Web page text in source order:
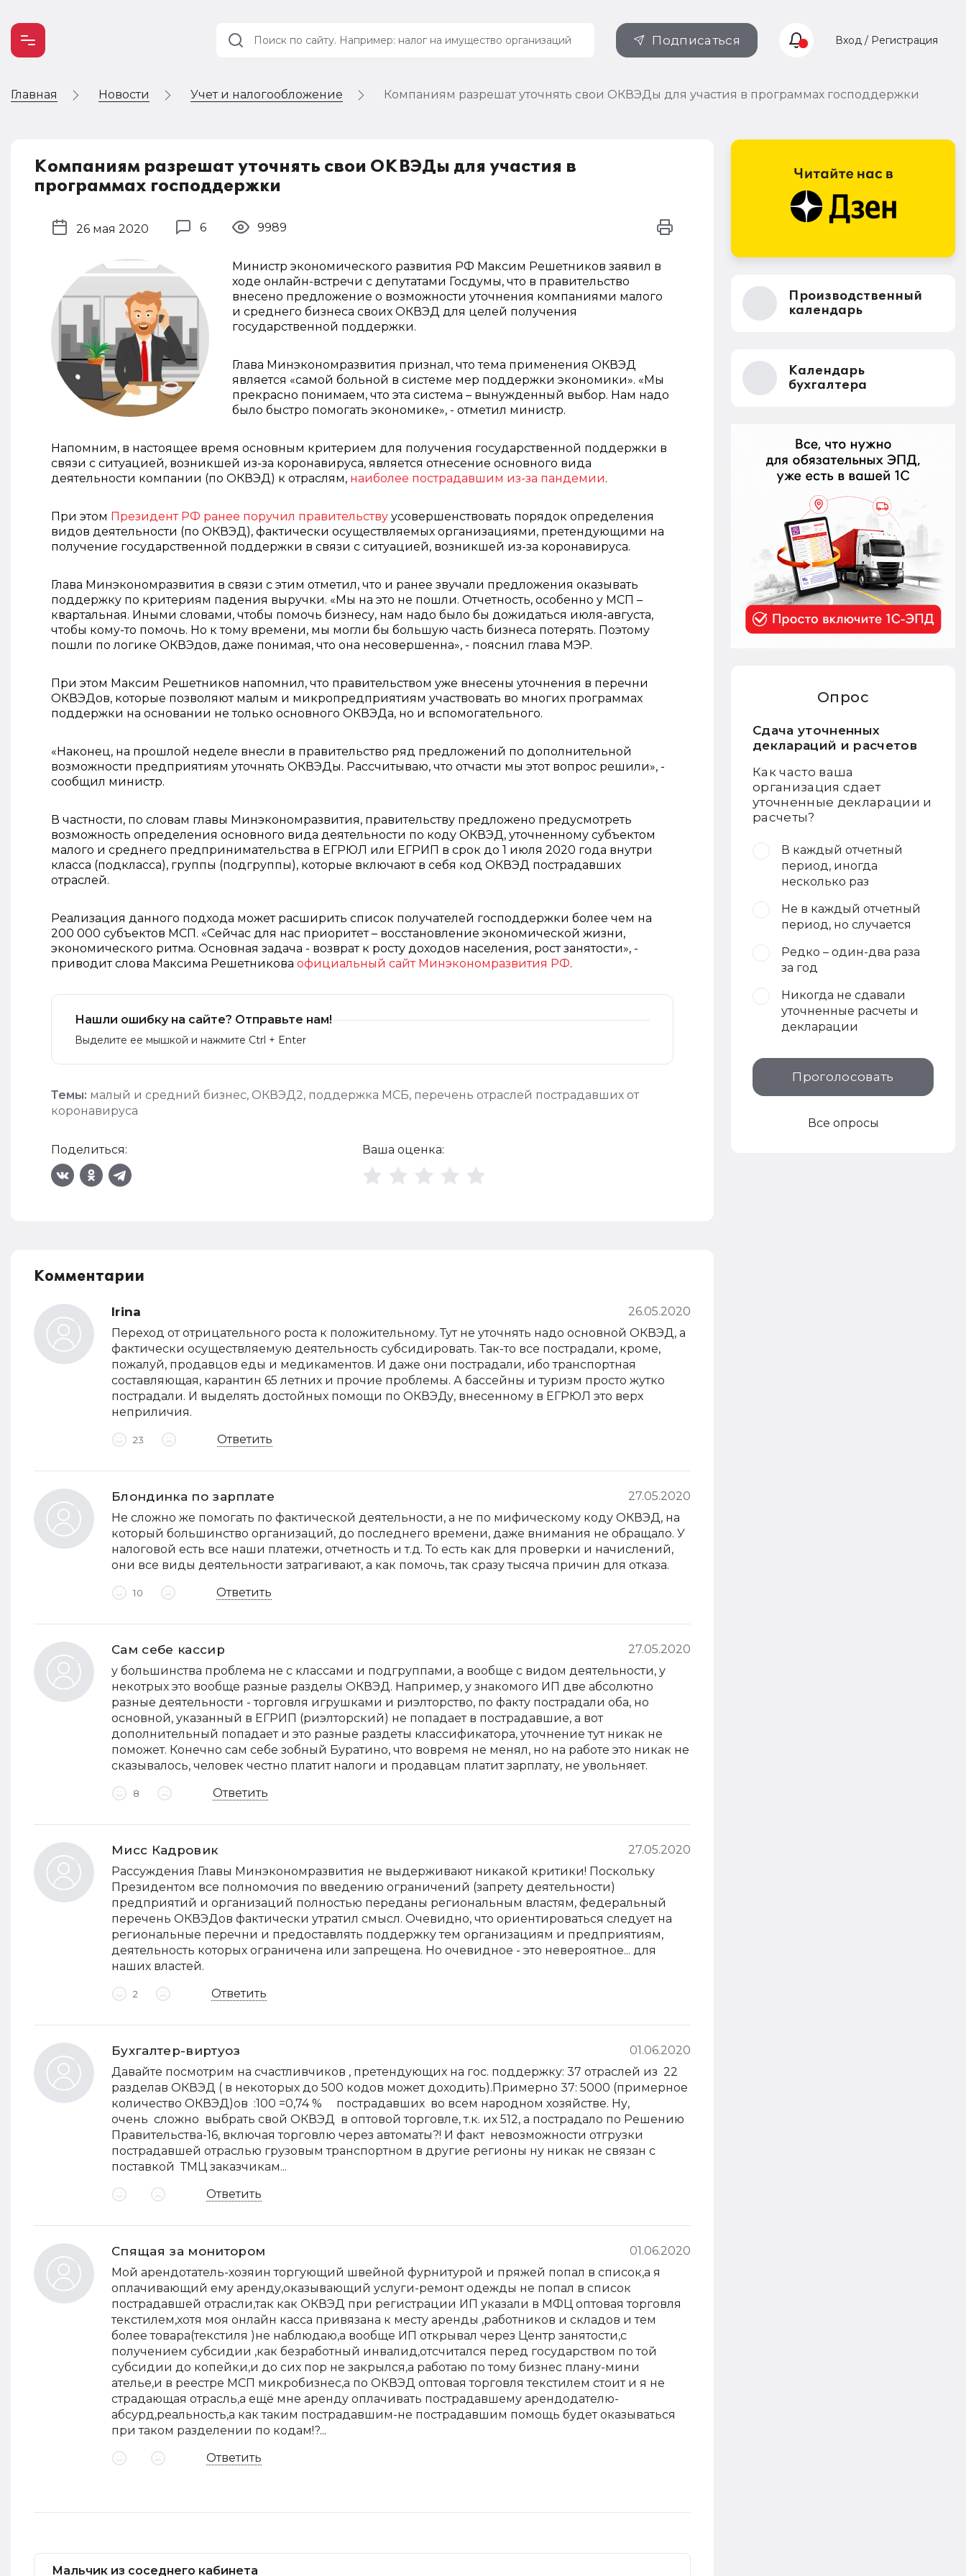
Подписаться Вход / Регистрация
Главная Новости Учет и налогообложение Компаниям разрешат уточнять свои ОКВЭДы для участия в программах господдержки
Компаниям разрешат уточнять свои ОКВЭДы для участия в
программах господдержки
26 мая 2020 6 9989
Министр экономического развития РФ Максим Решетников заявил в
ходе онлайн-встречи с депутатами Госдумы, что в правительство
внесено предложение о возможности уточнения компаниями малого
и среднего бизнеса своих ОКВЭД для целей получения
государственной поддержки.
Глава Минэкономразвития признал, что тема применения ОКВЭД
является «самой больной в системе мер поддержки экономики». «Мы
прекрасно понимаем, что эта система – вынужденный выбор. Нам надо
было быстро помогать экономике», - отметил министр.
Напомним, в настоящее время основным критерием для получения государственной поддержки в
связи с ситуацией, возникшей из-за коронавируса, является отнесение основного вида
деятельности компании (по ОКВЭД) к отраслям, наиболее пострадавшим из-за пандемии.
При этом Президент РФ ранее поручил правительству усовершенствовать порядок определения
видов деятельности (по ОКВЭД), фактически осуществляемых организациями, претендующими на
получение государственной поддержки в связи с ситуацией, возникшей из-за коронавируса.
Глава Минэкономразвития в связи с этим отметил, что и ранее звучали предложения оказывать
поддержку по критериям падения выручки. «Мы на это не пошли. Отчетность, особенно у МСП –
квартальная. Иными словами, чтобы помочь бизнесу, нам надо было бы дожидаться июля-августа,
чтобы кому-то помочь. Но к тому времени, мы могли бы большую часть бизнеса потерять. Поэтому
пошли по логике ОКВЭдов, даже понимая, что она несовершенна», - пояснил глава МЭР.
При этом Максим Решетников напомнил, что правительством уже внесены уточнения в перечни
ОКВЭДов, которые позволяют малым и микропредприятиям участвовать во многих программах
поддержки на основании не только основного ОКВЭДа, но и вспомогательного.
«Наконец, на прошлой неделе внесли в правительство ряд предложений по дополнительной
возможности предприятиям уточнять ОКВЭДы. Рассчитываю, что отчасти мы этот вопрос решили», -
сообщил министр.
В частности, по словам главы Минэкономразвития, правительству предложено предусмотреть
возможность определения основного вида деятельности по коду ОКВЭД, уточненному субъектом
малого и среднего предпринимательства в ЕГРЮЛ или ЕГРИП в срок до 1 июля 2020 года внутри
класса (подкласса), группы (подгруппы), которые включают в себя код ОКВЭД пострадавших
отраслей.
Реализация данного подхода может расширить список получателей господдержки более чем на
200 000 субъектов МСП. «Сейчас для нас приоритет – восстановление экономической жизни,
экономического ритма. Основная задача - возврат к росту доходов населения, рост занятости», -
приводит слова Максима Решетникова официальный сайт Минэкономразвития РФ.
Нашли ошибку на сайте? Отправьте нам!
Выделите ее мышкой и нажмите Ctrl + Enter
Темы: малый и средний бизнес, ОКВЭД2, поддержка МСБ, перечень отраслей пострадавших от
коронавируса
Поделиться: Ваша оценка:
Комментарии
Irina
26.05.2020
Переход от отрицательного роста к положительному. Тут не уточнять надо основной ОКВЭД, а
фактически осуществляемую деятельность субсидировать. Так-то все пострадали, кроме,
пожалуй, продавцов еды и медикаментов. И даже они пострадали, ибо транспортная
составляющая, карантин 65 летних и прочие проблемы. А бассейны и туризм просто жутко
пострадали. И выделять достойных помощи по ОКВЭДу, внесенному в ЕГРЮЛ это верх
неприличия.
23 Ответить
Блондинка по зарплате
27.05.2020
Не сложно же помогать по фактической деятельности, а не по мифическому коду ОКВЭД, на
который большинство организаций, до последнего времени, даже внимания не обращало. У
налоговой есть все наши платежи, отчетность и т.д. То есть как для проверки и начислений,
они все виды деятельности затрагивают, а как помочь, так сразу тысяча причин для отказа.
10 Ответить
Сам себе кассир
27.05.2020
у большинства проблема не с классами и подгруппами, а вообще с видом деятельности, у
некотрых это вообще разные разделы ОКВЭД. Например, у знакомого ИП две абсолютно
разные деятельности - торговля игрушками и риэлторство, по факту пострадали оба, но
основной, указанный в ЕГРИП (риэлторский) не попадает в пострадавшие, а вот
дополнительный попадает и это разные раздеты классификатора, уточнение тут никак не
поможет. Конечно сам себе зобный Буратино, что вовремя не менял, но на работе это никак не
сказывалось, человек честно платит налоги и продавцам платит зарплату, не увольняет.
8 Ответить
Мисс Кадровик
27.05.2020
Рассуждения Главы Минэкономразвития не выдерживают никакой критики! Поскольку
Президентом все полномочия по введению ограничений (запрету деятельности)
предприятий и организаций полностью переданы региональным властям, федеральный
перечень ОКВЭДов фактически утратил смысл. Очевидно, что ориентироваться следует на
региональные перечни и предоставлять поддержку тем организациям и предприятиям,
деятельность которых ограничена или запрещена. Но очевидное - это невероятное... для
наших властей.
2 Ответить
Бухгалтер-виртуоз
01.06.2020
Давайте посмотрим на счастливчиков , претендующих на гос. поддержку: 37 отраслей из 22
разделав ОКВЭД ( в некоторых до 500 кодов может доходить).Примерно 37: 5000 (примерное
количество ОКВЭД)ов :100 =0,74 % пострадавших во всем народном хозяйстве. Ну,
очень сложно выбрать свой ОКВЭД в оптовой торговле, т.к. их 512, а пострадало по Решению
Правительства-16, включая торговлю через автоматы?! И факт невозможности отгрузки
пострадавшей отраслью грузовым транспортном в другие регионы ну никак не связан с
поставкой ТМЦ заказчикам...
Ответить
Спящая за монитором
01.06.2020
Мой арендотатель-хозяин торгующий швейной фурнитурой и пряжей попал в список,а я
оплачивающий ему аренду,оказывающий услуги-ремонт одежды не попал в список
пострадавшей отрасли,так как ОКВЭД при регистрации ИП указали в МФЦ оптовая торговля
текстилем,хотя моя онлайн касса привязана к месту аренды ,работников и складов и тем
более товара(текстиля )не наблюдаю,а вообще ИП открывал через Центр занятости,с
получением субсидии ,как безработный инвалид,отсчитался перед государством по той
субсидии до копейки,и до сих пор не закрылся,а работаю по тому бизнес плану-мини
ателье,и в реестре МСП микробизнес,а по ОКВЭД оптовая торговля текстилем стоит и я не
страдающая отрасль,а ещё мне аренду оплачивать пострадавшему арендодателю-
абсурд,реальность,а как таким пострадавшим-не пострадавшим помощь будет оказываться
при таком разделении по кодам!?...
Ответить
Производственный
календарь
Календарь
бухгалтера
Опрос
Сдача уточненных
деклараций и расчетов
Как часто ваша
организация сдает
уточненные декларации и
расчеты?
В каждый отчетный
период, иногда
несколько раз
Не в каждый отчетный
период, но случается
Редко – один-два раза
за год
Никогда не сдавали
уточненные расчеты и
декларации
Проголосовать
Все опросы
Учет и